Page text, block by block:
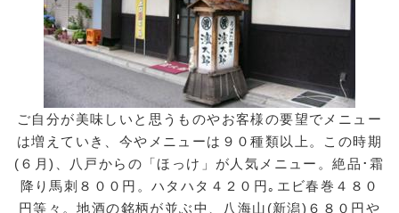
ご自分が美味しいと思うものやお客様の要望でメニュー
は増えていき、今やメニューは９０種類以上。この時期
(６月)、八戸からの「ほっけ」が人気メニュー。絶品･霜
降り馬刺８００円。ハタハタ４２０円｡エビ春巻４８０
円等々。地酒の銘柄が並ぶ中、八海山(新潟)６８０円や
山田園
本牧館
安田屋酒店
松村株式会社
お医者さんメニュー
法律相談メニュー
ヒューマンネットワーク